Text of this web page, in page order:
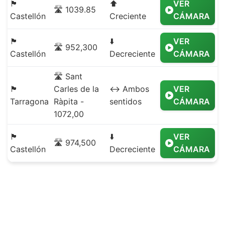
🏴
Castellón
🛣️ 1039.85
⬆️
Creciente
VER
CÁMARA
🏴
Castellón
🛣️ 952,300
⬇️
Decreciente
VER
CÁMARA
🏴
Tarragona
🛣️ Sant
Carles de la
Ràpita -
1072,00
↔️ Ambos
sentidos
VER
CÁMARA
🏴
Castellón
🛣️ 974,500
⬇️
Decreciente
VER
CÁMARA